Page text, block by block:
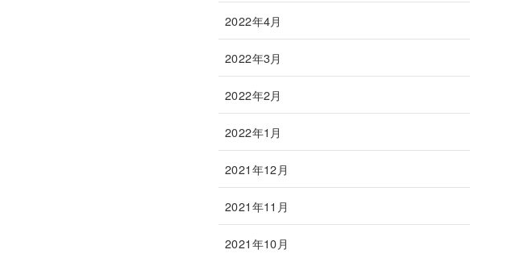
2022年4月
2022年3月
2022年2月
2022年1月
2021年12月
2021年11月
2021年10月